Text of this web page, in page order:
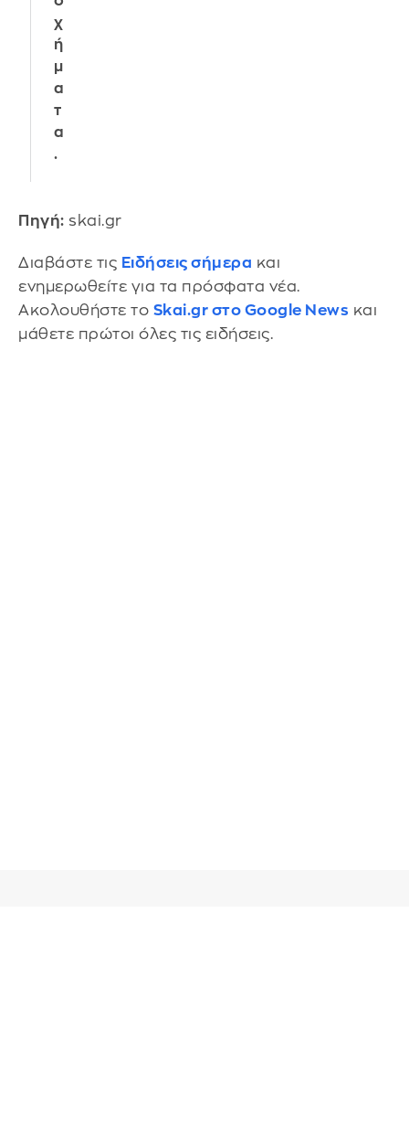
χ
ή
μ
α
τ
α
.
Πηγή: skai.gr
Διαβάστε τις Ειδήσεις σήμερα και
ενημερωθείτε για τα πρόσφατα νέα.
Ακολουθήστε το Skai.gr στο Google News και
μάθετε πρώτοι όλες τις ειδήσεις.